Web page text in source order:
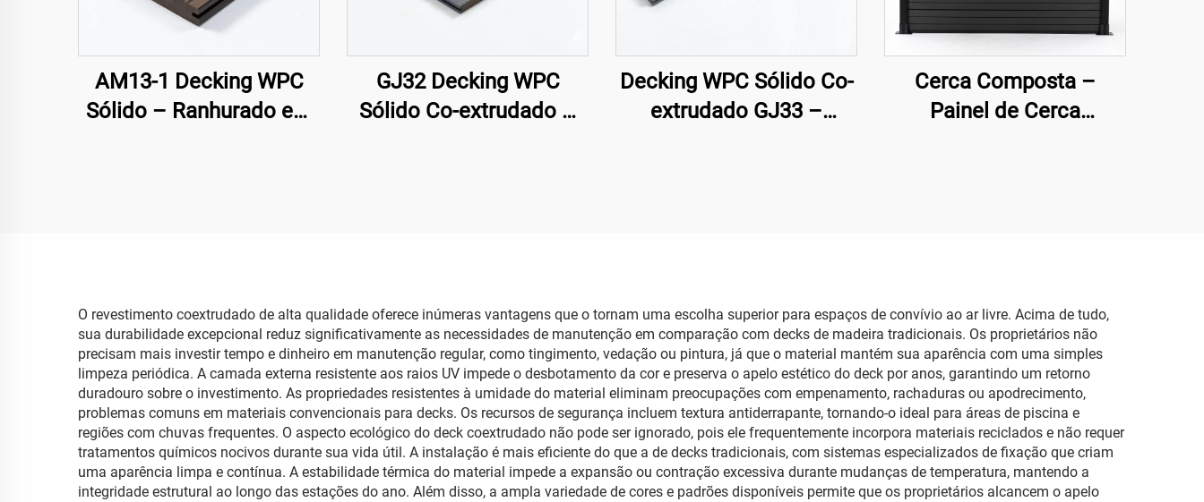
AM13-1 Decking WPC
Sólido – Ranhurado em
GJ32 Decking WPC
Sólido Co-extrudado –
Decking WPC Sólido Co-
extrudado GJ33 –
Cerca Composta –
Painel de Cerca
O revestimento coextrudado de alta qualidade oferece inúmeras vantagens que o tornam uma escolha superior para espaços de convívio ao ar livre. Acima de tudo,
sua durabilidade excepcional reduz significativamente as necessidades de manutenção em comparação com decks de madeira tradicionais. Os proprietários não
precisam mais investir tempo e dinheiro em manutenção regular, como tingimento, vedação ou pintura, já que o material mantém sua aparência com uma simples
limpeza periódica. A camada externa resistente aos raios UV impede o desbotamento da cor e preserva o apelo estético do deck por anos, garantindo um retorno
duradouro sobre o investimento. As propriedades resistentes à umidade do material eliminam preocupações com empenamento, rachaduras ou apodrecimento,
problemas comuns em materiais convencionais para decks. Os recursos de segurança incluem textura antiderrapante, tornando-o ideal para áreas de piscina e
regiões com chuvas frequentes. O aspecto ecológico do deck coextrudado não pode ser ignorado, pois ele frequentemente incorpora materiais reciclados e não requer
tratamentos químicos nocivos durante sua vida útil. A instalação é mais eficiente do que a de decks tradicionais, com sistemas especializados de fixação que criam
uma aparência limpa e contínua. A estabilidade térmica do material impede a expansão ou contração excessiva durante mudanças de temperatura, mantendo a
integridade estrutural ao longo das estações do ano. Além disso, a ampla variedade de cores e padrões disponíveis permite que os proprietários alcancem o apelo